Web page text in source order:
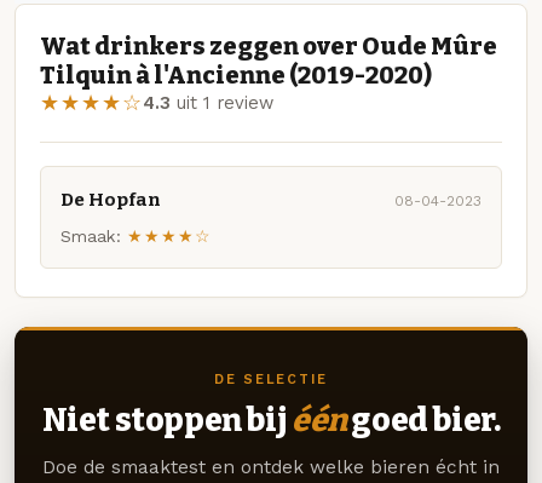
Wat drinkers zeggen over Oude Mûre
Tilquin à l'Ancienne (2019-2020)
★★★★☆4.3 uit 1 review
De Hopfan 08-04-2023
Smaak: ★★★★☆
DE SELECTIE
Niet stoppen bij ééngoed bier.
Doe de smaaktest en ontdek welke bieren écht in